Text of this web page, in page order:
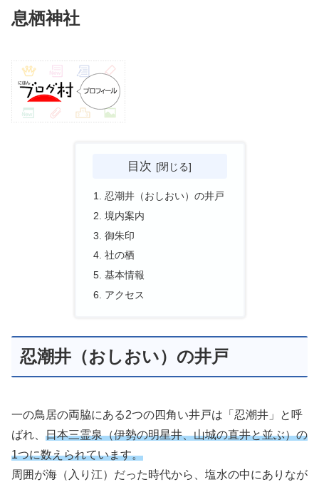
息栖神社
目次
忍潮井（おしおい）の井戸
境内案内
御朱印
社の栖
基本情報
アクセス
忍潮井（おしおい）の井戸
一の鳥居の両脇にある2つの四角い井戸は「忍潮井」と呼
ばれ、 日本三霊泉（伊勢の明星井、山城の直井と並ぶ）の
1つに数えられています。
周囲が海（入り江）だった時代から、塩水の中にありなが